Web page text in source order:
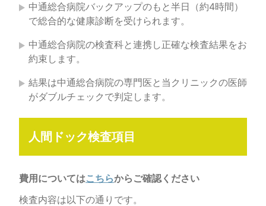
中通総合病院バックアップのもと半日（約4時間）
で総合的な健康診断を受けられます。
中通総合病院の検査科と連携し正確な検査結果をお
約束します。
結果は中通総合病院の専門医と当クリニックの医師
がダブルチェックで判定します。
人間ドック検査項目
費用についてはこちらからご確認ください
検査内容は以下の通りです。